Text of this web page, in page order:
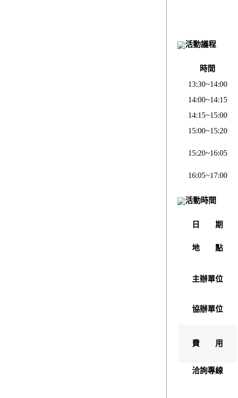
活動議程
時間
13:30~14:00
14:00~14:15
14:15~15:00
15:00~15:20
15:20~16:05
16:05~17:00
活動時間
日 期
地 點
主辦單位
協辦單位
費 用
洽詢專線